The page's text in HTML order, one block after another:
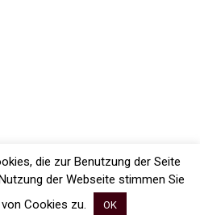
die zur Benutzung der Seite
der Webseite stimmen Sie
Cookies zu.
OK